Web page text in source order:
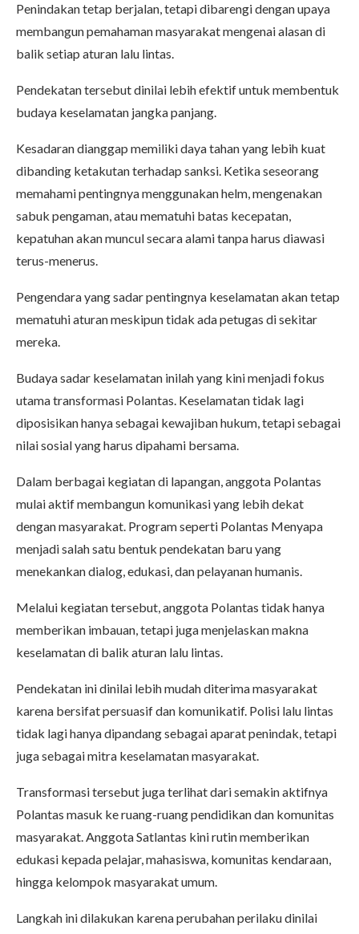
Penindakan tetap berjalan, tetapi dibarengi dengan upaya
membangun pemahaman masyarakat mengenai alasan di
balik setiap aturan lalu lintas.
Pendekatan tersebut dinilai lebih efektif untuk membentuk
budaya keselamatan jangka panjang.
Kesadaran dianggap memiliki daya tahan yang lebih kuat
dibanding ketakutan terhadap sanksi. Ketika seseorang
memahami pentingnya menggunakan helm, mengenakan
sabuk pengaman, atau mematuhi batas kecepatan,
kepatuhan akan muncul secara alami tanpa harus diawasi
terus-menerus.
Pengendara yang sadar pentingnya keselamatan akan tetap
mematuhi aturan meskipun tidak ada petugas di sekitar
mereka.
Budaya sadar keselamatan inilah yang kini menjadi fokus
utama transformasi Polantas. Keselamatan tidak lagi
diposisikan hanya sebagai kewajiban hukum, tetapi sebagai
nilai sosial yang harus dipahami bersama.
Dalam berbagai kegiatan di lapangan, anggota Polantas
mulai aktif membangun komunikasi yang lebih dekat
dengan masyarakat. Program seperti Polantas Menyapa
menjadi salah satu bentuk pendekatan baru yang
menekankan dialog, edukasi, dan pelayanan humanis.
Melalui kegiatan tersebut, anggota Polantas tidak hanya
memberikan imbauan, tetapi juga menjelaskan makna
keselamatan di balik aturan lalu lintas.
Pendekatan ini dinilai lebih mudah diterima masyarakat
karena bersifat persuasif dan komunikatif. Polisi lalu lintas
tidak lagi hanya dipandang sebagai aparat penindak, tetapi
juga sebagai mitra keselamatan masyarakat.
Transformasi tersebut juga terlihat dari semakin aktifnya
Polantas masuk ke ruang-ruang pendidikan dan komunitas
masyarakat. Anggota Satlantas kini rutin memberikan
edukasi kepada pelajar, mahasiswa, komunitas kendaraan,
hingga kelompok masyarakat umum.
Langkah ini dilakukan karena perubahan perilaku dinilai